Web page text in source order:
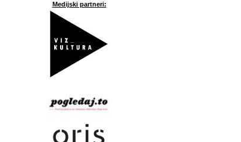
Medijski partneri: